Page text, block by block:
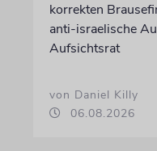
korrekten
anti-israelische
Aufsichtsrat
von Daniel Killy
06.08.2026